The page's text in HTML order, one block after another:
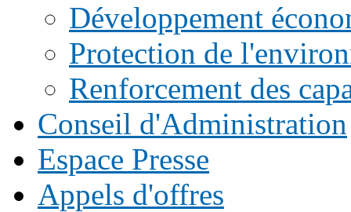
Développement
Protection de
Renforcement des
Conseil d'Administration
Espace Presse
Appels d'offres